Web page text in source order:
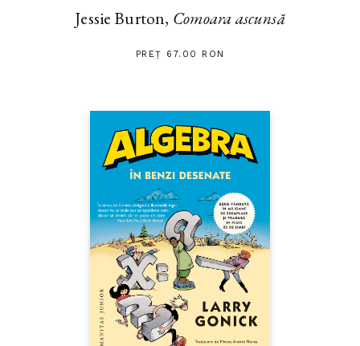
Jessie Burton, Comoara ascunsă
PREȚ 67.00 RON